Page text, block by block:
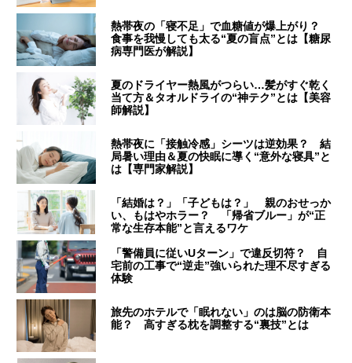
熱帯夜の「寝不足」で血糖値が爆上がり？
食事を我慢しても太る“夏の盲点”とは【糖尿
病専門医が解説】
夏のドライヤー熱風がつらい…髪がすぐ乾く
当て方＆タオルドライの“神テク”とは【美容
師解説】
熱帯夜に「接触冷感」シーツは逆効果？ 結
局暑い理由＆夏の快眠に導く“意外な寝具”と
は【専門家解説】
「結婚は？」「子どもは？」 親のおせっか
い、もはやホラー？ 「帰省ブルー」が“正
常な生存本能”と言えるワケ
「警備員に従いUターン」で違反切符？ 自
宅前の工事で“逆走”強いられた理不尽すぎる
体験
旅先のホテルで「眠れない」のは脳の防衛本
能？ 高すぎる枕を調整する“裏技”とは